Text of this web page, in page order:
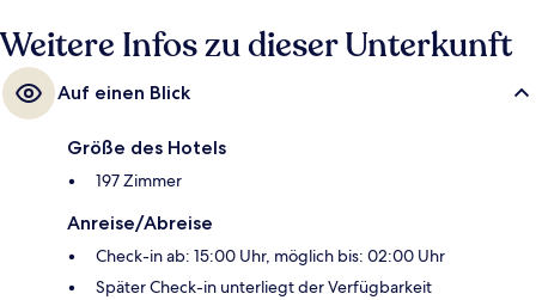
Weitere Infos zu dieser Unterkunft
Auf einen Blick
Größe des Hotels
197 Zimmer
Anreise/Abreise
Check-in ab: 15:00 Uhr, möglich bis: 02:00 Uhr
Später Check-in unterliegt der Verfügbarkeit